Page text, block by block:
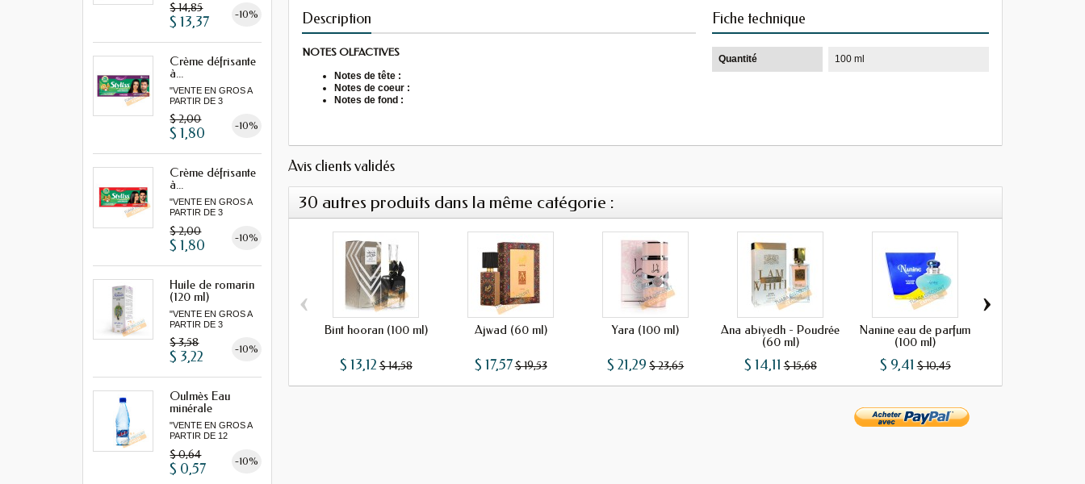
$ 14,85 -10%
$ 13,37
Crème défrisante
à...
"VENTE EN GROS A
PARTIR DE 3
$ 2,00 -10%
$ 1,80
Crème défrisante
à...
"VENTE EN GROS A
PARTIR DE 3
$ 2,00 -10%
$ 1,80
Huile de romarin
(120 ml)
"VENTE EN GROS A
PARTIR DE 3
$ 3,58 -10%
$ 3,22
Oulmès Eau
minérale
gazeuse...
"VENTE EN GROS A
PARTIR DE 12
$ 0,64 -10%
$ 0,57
Description
NOTES OLFACTIVES
Notes de tête :
Notes de coeur :
Notes de fond :
Fiche technique
Quantité 100 ml
Avis clients validés
30 autres produits dans la même catégorie :
Bint hooran (100 ml)
$ 13,12 $ 14,58
Ajwad (60 ml)
$ 17,57$ 19,53
Yara (100 ml)
$ 21,29 $ 23,65
Ana abiyedh - Poudrée
(60 ml)
$ 14,11 $ 15,68
Nanine eau de parfum
(100 ml)
$ 9,41 $ 10,45
‹ ›